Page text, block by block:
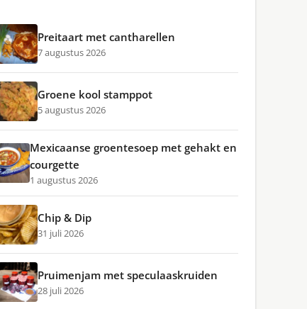
Preitaart met cantharellen
7 augustus 2026
Groene kool stamppot
5 augustus 2026
Mexicaanse groentesoep met gehakt en
courgette
1 augustus 2026
Chip & Dip
31 juli 2026
Pruimenjam met speculaaskruiden
28 juli 2026